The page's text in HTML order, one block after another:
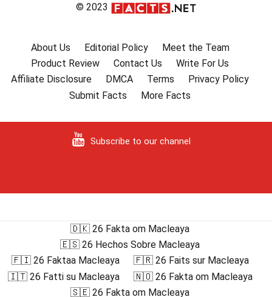
© 2023
About Us Editorial Policy
Meet the Team
Product Review
Contact Us
Write For Us
Affiliate Disclosure
DMCA Terms
Privacy Policy
Submit Facts
More Facts
Subscribe to our channel
🇩🇰 26 Fakta om Macleaya
🇪🇸 26 Hechos Sobre Macleaya
🇫🇮 26 Faktaa Macleaya
🇫🇷 26 Faits sur Macleaya
🇮🇹 26 Fatti su Macleaya
🇳🇴 26 Fakta om Macleaya
🇸🇪 26 Fakta om Macleaya